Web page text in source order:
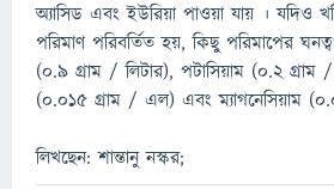
অ্যাসিড এবং ইউরিয়া পাওয়া যায় । যদিও
পরিমাণ পরিবর্তিত হয়, কিছু পরিমাপের
(0.9 গ্রাম / লিটার), পটাসিয়াম (0.2 গ্রাম
(0.015 গ্রাম / এল) এবং ম্যাগনেসিয়াম
লিখছেন: শান্তানু নস্কর;